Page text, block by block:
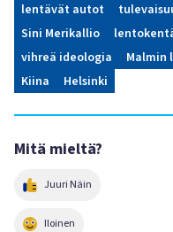
lentävät autot
Sini Merikallio
vihreä ideologia
Malmin
Kiina
Helsinki
Mitä mieltä?
Juuri Näin
Iloinen